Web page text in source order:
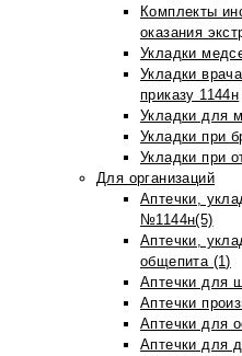
Комплекты
оказания
Укладки
Укладки
приказу 1144н
Укладки для
Укладки при
Укладки при
Для организаций
Аптечки,
№1144н(5)
Аптечки,
общепита (1)
Аптечки для
Аптечки
Аптечки для
Аптечки для